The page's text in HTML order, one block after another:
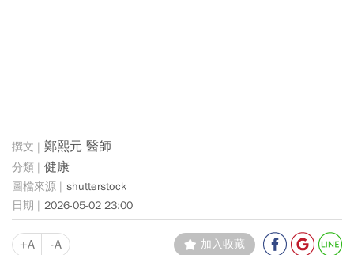
鄭熙元 醫師
健康
shutterstock
2026-05-02 23:00
+A -A 加入收藏